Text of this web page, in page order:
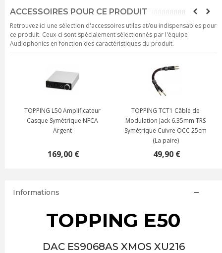
ACCESSOIRES POUR CE PRODUIT
Retrouvez ici une sélection d'accessoires utiles et/ou indispensables pour
ce produit. Ceux-ci sont spécialement sélectionnés par l'équipe
Audiophonics en fonction des caractéristiques du produit.
TOPPING L50 Amplificateur
Casque Symétrique NFCA
Argent
169,00 €
TOPPING TCT1 Câble de
Modulation Jack 6.35mm TRS
Symétrique Cuivre OCC 25cm
(La paire)
49,90 €
Informations
TOPPING E50
DAC ES9068AS XMOS XU216